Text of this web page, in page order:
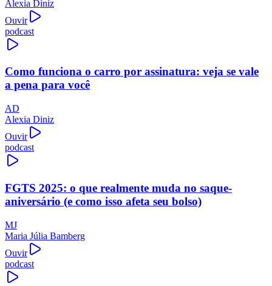
Alexia Diniz
Ouvir
podcast
Como funciona o carro por assinatura: veja se vale
a pena para você
AD
Alexia Diniz
Ouvir
podcast
FGTS 2025: o que realmente muda no saque-
aniversário (e como isso afeta seu bolso)
MJ
Maria Júlia Bamberg
Ouvir
podcast